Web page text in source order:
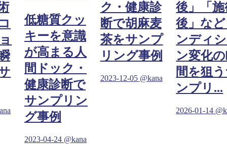
低糖質クッ
キーを意識
が高まる人
間ドック・
健康診断で
サンプリン
グ事例
2023-04-24 @kana
ク・健康診
断で胡麻麦
茶をサンプ
リング事例
2023-12-05 @kana
後」「
後」な
ンディ
ン変化
間を狙
ンプリ...
2026-01-14